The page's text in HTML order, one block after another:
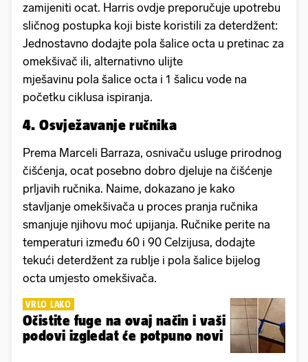
zamijeniti ocat. Harris ovdje preporučuje upotrebu
sličnog postupka koji biste koristili za deterdžent:
Jednostavno dodajte pola šalice octa u pretinac za
omekšivač ili, alternativno ulijte
mješavinu pola šalice octa i 1 šalicu vode na
početku ciklusa ispiranja.
4. Osvježavanje ručnika
Prema Marceli Barraza, osnivaču usluge prirodnog
čišćenja, ocat posebno dobro djeluje na čišćenje
prljavih ručnika. Naime, dokazano je kako
stavljanje omekšivača u proces pranja ručnika
smanjuje njihovu moć upijanja. Ručnike perite na
temperaturi između 60 i 90 Celzijusa, dodajte
tekući deterdžent za rublje i pola šalice bijelog
octa umjesto omekšivača.
VRLO LAKO
Očistite fuge na ovaj način i vaši
podovi izgledat će potpuno novi